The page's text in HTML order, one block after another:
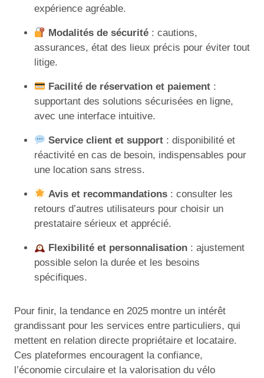
expérience agréable.
Modalités de sécurité : cautions,
assurances, état des lieux précis pour éviter tout
litige.
Facilité de réservation et paiement :
supportant des solutions sécurisées en ligne,
avec une interface intuitive.
Service client et support : disponibilité et
réactivité en cas de besoin, indispensables pour
une location sans stress.
Avis et recommandations : consulter les
retours d’autres utilisateurs pour choisir un
prestataire sérieux et apprécié.
Flexibilité et personnalisation : ajustement
possible selon la durée et les besoins
spécifiques.
Pour finir, la tendance en 2025 montre un intérêt
grandissant pour les services entre particuliers, qui
mettent en relation directe propriétaire et locataire.
Ces plateformes encouragent la confiance,
l’économie circulaire et la valorisation du vélo